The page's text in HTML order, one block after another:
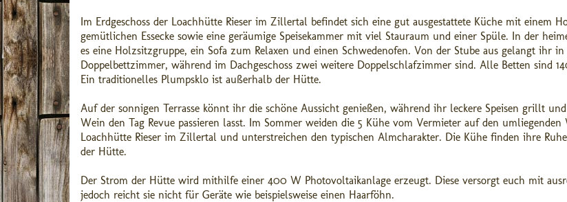
Im Erdgeschoss der Loachhütte Rieser im Zillertal befindet sich eine gut ausgestattete Küche mit einem
gemütlichen Essecke sowie eine geräumige Speisekammer mit viel Stauraum und einer Spüle. In der
es eine Holzsitzgruppe, ein Sofa zum Relaxen und einen Schwedenofen. Von der Stube aus gelangt ihr in
Doppelbettzimmer, während im Dachgeschoss zwei weitere Doppelschlafzimmer sind. Alle Betten sind
Ein traditionelles Plumpsklo ist außerhalb der Hütte.
Auf der sonnigen Terrasse könnt ihr die schöne Aussicht genießen, während ihr leckere Speisen grillt
Wein den Tag Revue passieren lasst. Im Sommer weiden die 5 Kühe vom Vermieter auf den umliegenden
Loachhütte Rieser im Zillertal und unterstreichen den typischen Almcharakter. Die Kühe finden ihre
der Hütte.
Der Strom der Hütte wird mithilfe einer 400 W Photovoltaikanlage erzeugt. Diese versorgt euch mit
jedoch reicht sie nicht für Geräte wie beispielsweise einen Haarföhn.